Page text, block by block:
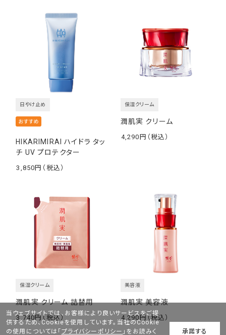
HIKARIMIRAI ハイドラ タッ
チ UV プロテクター
日やけ止め
3,850
潤肌実 クリーム
保湿クリーム
4,290
潤肌実 クリーム 詰替用
保湿クリーム
3,740
潤肌実 美容液
美容液
4,290
当ウェブサイトでは、お客様により良いサービスをご提
供するため、Cookieを使用しています。当社のCookie
の使用については「 プライバシーポリシー 」をお読みく 承諾する